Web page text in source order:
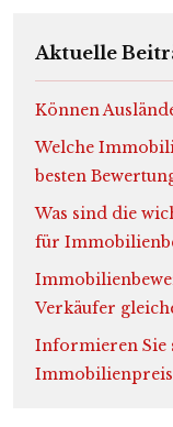
Aktuelle
Können
Welche
besten
Was sind die
für
Verkäufer
Informieren Sie